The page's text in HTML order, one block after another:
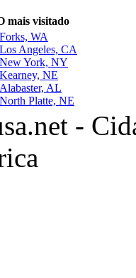
mais visitado
Forks, WA
Los Angeles, CA
New York, NY
Kearney, NE
Alabaster, AL
North Platte, NE
-